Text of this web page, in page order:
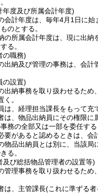
年度及び所属会計年度)
会計年度は、毎年4月1日に始
のとする。
の所属会計年度は、現に出納
る。
の職務)
出納及び管理の事務は、会計
の設置)
出納事務を取り扱わせるため
く。
は、経理担当課長をもって充
は、物品出納員にその権限に
務の全部又は一部を委任する
要があると認めるときは、会
物品出納員とは別に、当該局
る。
及び総括物品管理者の設置等)
管理事務を取り扱わせるため
は、主管課長(これに準ずる